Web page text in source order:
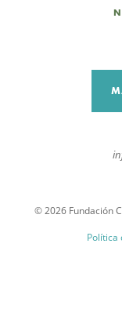
© 2026 Fundación
Política